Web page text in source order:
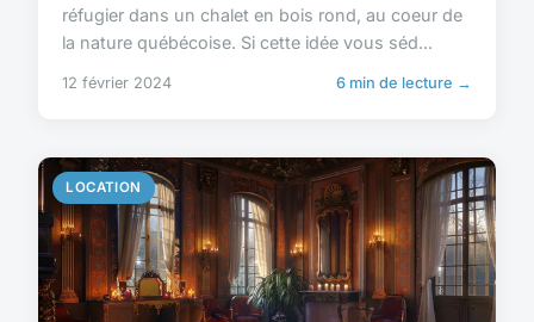
réfugier dans un chalet en bois rond, au coeur de
la nature québécoise. Si cette idée vous séd...
12 février 2024 6 min de lecture →
LOCATION